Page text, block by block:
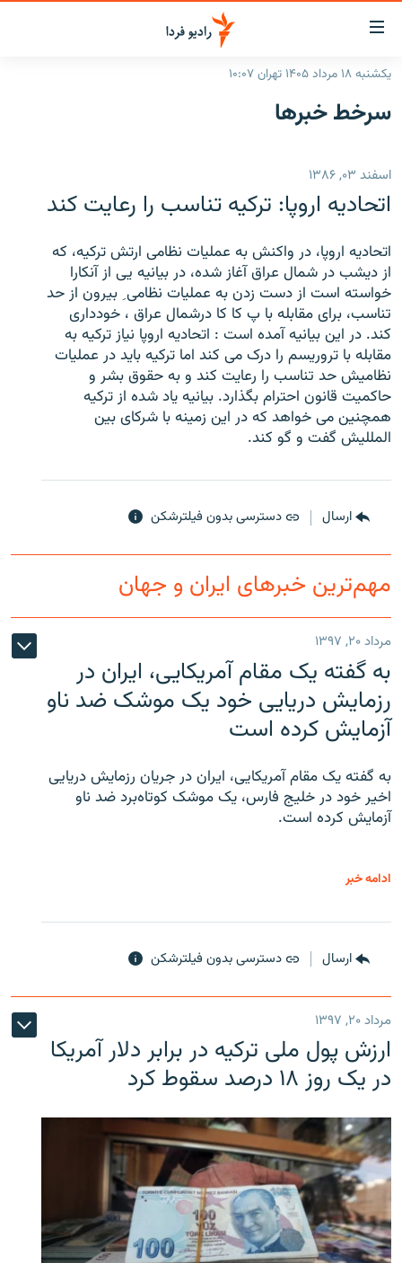
لینک‌های
قابلیت
دسترسی
بازگشت
اصلی
رفتن
صفحه
جستجو
ایران
رادیو
انتخاب کنید و بشنوید
برنامه‌های رادیویی
فرکانس‌ها
پادکست
چندرسانه‌ای
گزارش‌های تصویری
گزارش‌های ویدئویی
زنان فردا
English
به ما بپیوندید
زبان‌های دیگر
یکشنبه ۱۸ مرداد ۱۴۰۵ تهران ۱۰:۰۷
سرخط‌ خبرها
اسفند ۰۳, ۱۳۸۶
اتحادیه اروپا: ترکیه تناسب را رعایت کند
اتحادیه اروپا، در واکنش به عملیات نظامی ارتش ترکیه، که
از دیشب در شمال عراق آغاز شده، در بیانیه یی از آنکارا
خواسته است از دست زدن به عملیات نظامی ِ بیرون از حد
تناسب، برای مقابله با پ کا کا درشمال عراق ، خودداری
کند. در این بیانیه آمده است : اتحادیه اروپا نیاز ترکیه به
مقابله با تروریسم را درک می کند اما ترکیه باید در عملیات
نظامیش حد تناسب را رعایت کند و به حقوق بشر و
حاکمیت قانون احترام بگذارد. بیانیه یاد شده از ترکیه
همچنین می خواهد که در این زمینه با شرکای بین
المللیش گفت و گو کند.
ارسال دسترسی بدون فیلترشکن
مهم‌ترین خبرهای ایران و جهان
مرداد ۲۰, ۱۳۹۷
به گفته یک مقام آمریکایی، ایران در
رزمایش دریایی خود یک موشک ضد ناو
آزمایش کرده است
به گفته یک مقام آمریکایی، ایران در جریان رزمایش دریایی
اخیر خود در خلیج فارس، یک موشک کوتاه‌برد ضد ناو
آزمایش کرده است.
ادامه خبر
ارسال دسترسی بدون فیلترشکن
مرداد ۲۰, ۱۳۹۷
ارزش پول ملی ترکیه در برابر دلار آمریکا
در یک روز ۱۸ درصد سقوط کرد